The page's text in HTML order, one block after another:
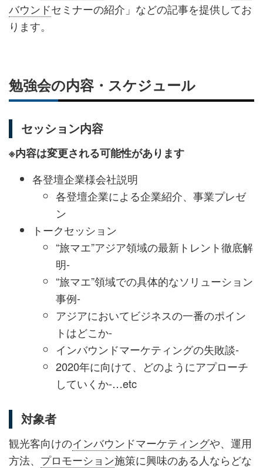
バウンドセミナーの紹介」などの記事を提供してお
ります。
勉強会の内容・スケジュール
セッション内容
※内容は変更される可能性があります
各登壇企業様会社説明
各登壇企業による企業紹介、事業プレゼ
ン
トークセッション
“旅マエ”アジア領域の最新トレント徹底解
明-
“旅マエ”領域での具体的なソリューション
事例-
アジアにおいてビジネスの一番のポイン
トはどこか-
インバウンドマーケティングの失敗談-
2020年に向けて、どのようにアプローチ
していくか-…etc
対象者
観光客向けのインバウンドマーケティングや、運用
方法、 プロモーション施策に興味のある人ならどな